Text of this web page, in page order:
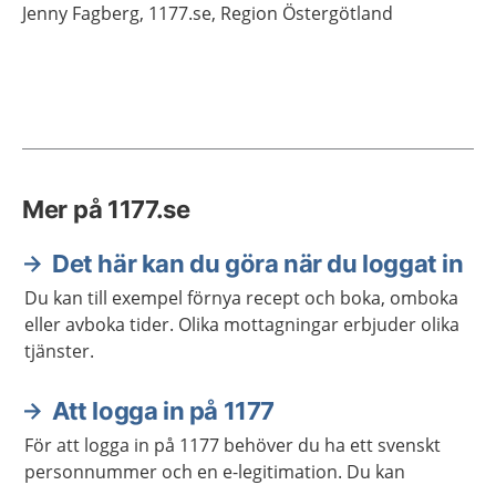
Jenny Fagberg, 1177.se, Region Östergötland
Mer på 1177.se
Det här kan du göra när du loggat in
Du kan till exempel förnya recept och boka, omboka
eller avboka tider. Olika mottagningar erbjuder olika
tjänster.
Att logga in på 1177
För att logga in på 1177 behöver du ha ett svenskt
personnummer och en e-legitimation. Du kan